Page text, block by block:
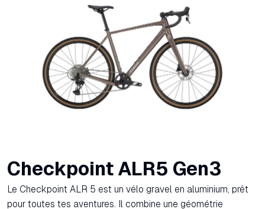
Checkpoint ALR5 Gen3
Le Checkpoint ALR 5 est un vélo gravel en aluminium, prêt
pour toutes tes aventures. Il combine une géométrie